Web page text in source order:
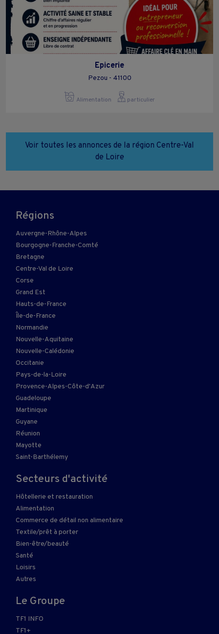
Epicerie
Pezou - 41100
Alimentation particulier
Voir toutes les annonces de la région Centre-Val
de Loire
Régions
Auvergne-Rhône-Alpes
Bourgogne-Franche-Comté
Bretagne
Centre-Val de Loire
Corse
Grand Est
Hauts-de-France
Île-de-France
Normandie
Nouvelle-Aquitaine
Nouvelle-Calédonie
Occitanie
Pays-de-la-Loire
Provence-Alpes-Côte-d'Azur
Guadeloupe
Martinique
Guyane
Réunion
Mayotte
Saint-Barthélemy
Secteurs d'activité
Hôtellerie et restauration
Alimentation
Commerce de détail non alimentaire
Textile/prêt à porter
Bien-être/beauté
Santé
Loisirs
Autres
Le Groupe
TF1 INFO
TF1+